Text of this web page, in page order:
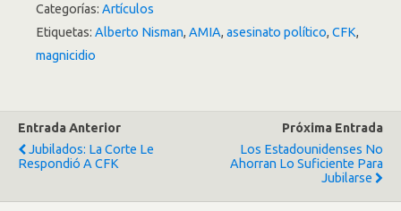
Categorías: Artículos
Etiquetas: Alberto Nisman, AMIA, asesinato político, CFK,
magnicidio
Entrada Anterior
Jubilados: La Corte Le
Respondió A CFK
Próxima Entrada
Los Estadounidenses No
Ahorran Lo Suficiente Para
Jubilarse